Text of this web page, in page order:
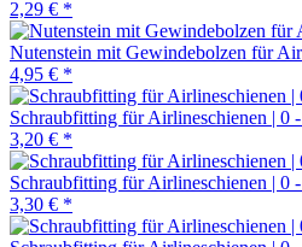
2,29 € *
Nutenstein mit Gewindebolzen für
4,95 € *
Schraubfitting für Airlineschienen | 0
3,20 € *
Schraubfitting für Airlineschienen | 0
3,30 € *